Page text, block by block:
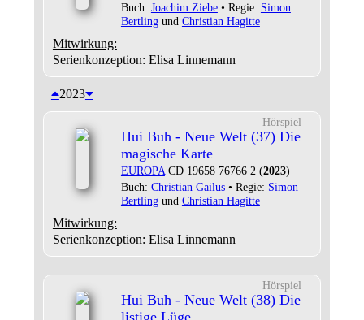
Buch: Joachim Ziebe• Regie: Simon
Bertlingund Christian Hagitte
Mitwirkung:
Serienkonzeption: Elisa Linnemann
2023
Hörspiel
Hui Buh - Neue Welt (37) Die
magische Karte
EUROPACD 19658 76766 2 (2023)
Buch: Christian Gailus• Regie: Simon
Bertlingund Christian Hagitte
Mitwirkung:
Serienkonzeption: Elisa Linnemann
Hörspiel
Hui Buh - Neue Welt (38) Die
listige Lüge